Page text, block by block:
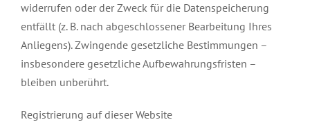
widerrufen oder der Zweck für die Datenspeicherung
entfällt (z. B. nach abgeschlossener Bearbeitung Ihres
Anliegens). Zwingende gesetzliche Bestimmungen –
insbesondere gesetzliche Aufbewahrungsfristen –
bleiben unberührt.
Registrierung auf dieser Website